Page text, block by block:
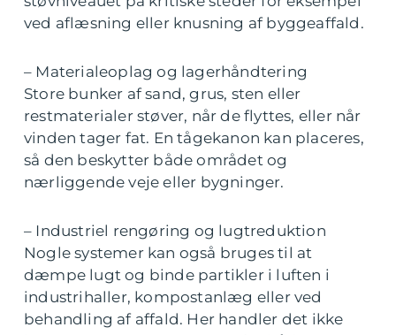
ved aflæsning eller knusning af byggeaffald.
– Materialeoplag og lagerhåndtering
Store bunker af sand, grus, sten eller
restmaterialer støver, når de flyttes, eller når
vinden tager fat. En tågekanon kan placeres,
så den beskytter både området og
nærliggende veje eller bygninger.
– Industriel rengøring og lugtreduktion
Nogle systemer kan også bruges til at
dæmpe lugt og binde partikler i luften i
industrihaller, kompostanlæg eller ved
behandling af affald. Her handler det ikke